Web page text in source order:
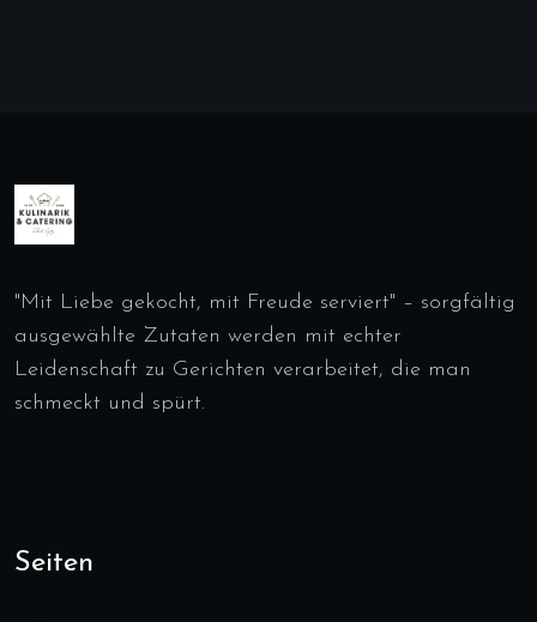
"Mit Liebe gekocht, mit Freude serviert" – sorgfältig
ausgewählte Zutaten werden mit echter
Leidenschaft zu Gerichten verarbeitet, die man
schmeckt und spürt.
Seiten